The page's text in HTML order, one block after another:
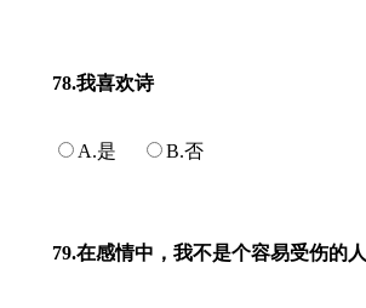
78.我喜欢诗
A.是 B.否
79.在感情中，我不是个容易受伤的人